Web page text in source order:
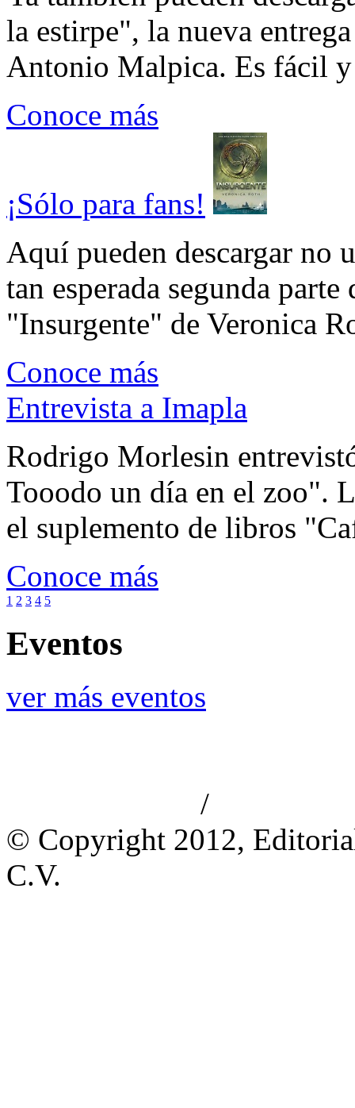
la estirpe", la nueva
Antonio Malpica. Es fácil
Conoce más
¡Sólo para fans!
Aquí pueden descargar no
tan esperada segunda
"Insurgente" de Veronica
Conoce más
Entrevista a Imapla
Rodrigo Morlesin
Tooodo un día en el zoo".
el suplemento de libros
Conoce más
1 2 3 4 5
Eventos
ver más eventos
/
© Copyright 2012,
C.V.